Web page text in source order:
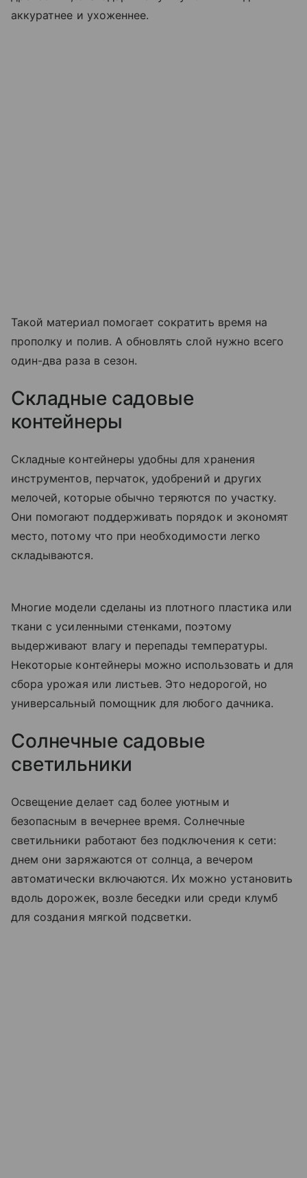
аккуратнее и ухоженнее.
Такой материал помогает сократить время на
прополку и полив. А обновлять слой нужно всего
один-два раза в сезон.
Складные садовые
контейнеры
Складные контейнеры удобны для хранения
инструментов, перчаток, удобрений и других
мелочей, которые обычно теряются по участку.
Они помогают поддерживать порядок и экономят
место, потому что при необходимости легко
складываются.
Многие модели сделаны из плотного пластика или
ткани с усиленными стенками, поэтому
выдерживают влагу и перепады температуры.
Некоторые контейнеры можно использовать и для
сбора урожая или листьев. Это недорогой, но
универсальный помощник для любого дачника.
Солнечные садовые
светильники
Освещение делает сад более уютным и
безопасным в вечернее время. Солнечные
светильники работают без подключения к сети:
днем они заряжаются от солнца, а вечером
автоматически включаются. Их можно установить
вдоль дорожек, возле беседки или среди клумб
для создания мягкой подсветки.